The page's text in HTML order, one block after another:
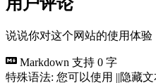
说说你对这个网站的使用体验
Markdown 支持 0 字
特殊语法: 您可以使用 ||隐藏